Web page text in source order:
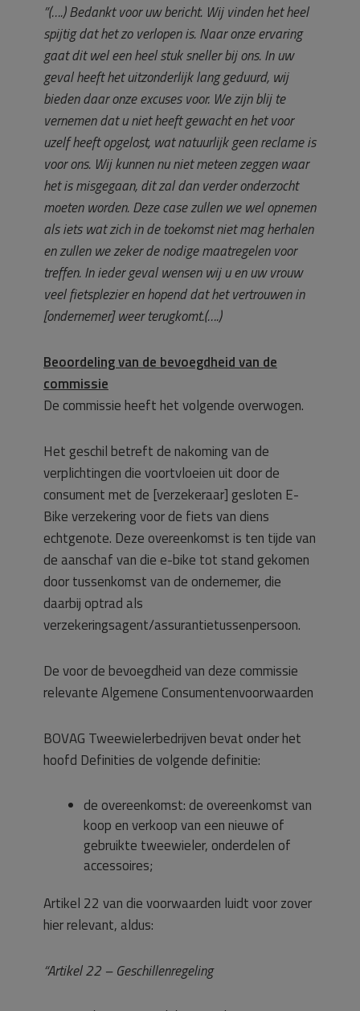
”(….) Bedankt voor uw bericht. Wij vinden het heel
spijtig dat het zo verlopen is. Naar onze ervaring
gaat dit wel een heel stuk sneller bij ons. In uw
geval heeft het uitzonderlijk lang geduurd, wij
biedendaar onze excuses voor. We zijn blij te
vernemen dat u niet heeft gewacht en het voor
uzelf heeftopgelost, wat natuurlijk geen reclame is
voor ons. Wij kunnen nu niet meteen zeggen waar
het ismisgegaan, dit zal dan verder onderzocht
moeten worden. Deze case zullen we wel opnemen
als ietswat zich in de toekomst niet mag herhalen
en zullen we zeker de nodige maatregelen voor
treffen. In ieder geval wensen wij u en uw vrouw
veel fietsplezier en hopend dat het vertrouwen in
[ondernemer] weer terugkomt.(….)
Beoordeling van de bevoegdheid van de
commissie
De commissie heeft het volgende overwogen.
Het geschil betreft de nakoming van de
verplichtingen die voortvloeien uit door de
consument met de [verzekeraar] gesloten E-
Bike verzekering voor de fiets van diens
echtgenote. Deze overeenkomst is ten tijde van
de aanschaf van die e-bike tot stand gekomen
door tussenkomst van de ondernemer, die
daarbij optrad als
verzekeringsagent/assurantietussenpersoon.
De voor de bevoegdheid van deze commissie
relevante Algemene Consumentenvoorwaarden
BOVAG Tweewielerbedrijven bevat onder het
hoofd Definities de volgende definitie:
de overeenkomst: de overeenkomst van
koop en verkoop van een nieuwe of
gebruikte tweewieler, onderdelen of
accessoires;
Artikel 22 van die voorwaarden luidt voor zover
hier relevant, aldus:
“Artikel 22 – Geschillenregeling